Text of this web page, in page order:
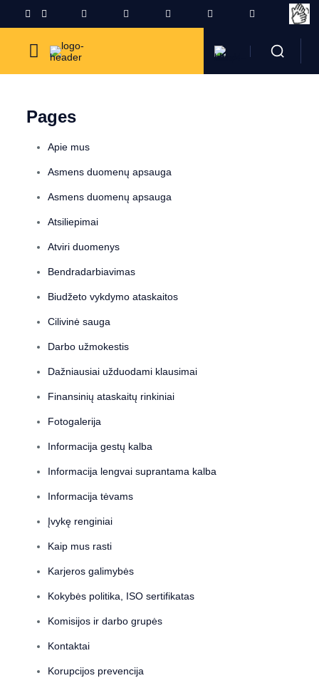
Pages
Apie mus
Asmens duomenų apsauga
Asmens duomenų apsauga
Atsiliepimai
Atviri duomenys
Bendradarbiavimas
Biudžeto vykdymo ataskaitos
Cilivinė sauga
Darbo užmokestis
Dažniausiai užduodami klausimai
Finansinių ataskaitų rinkiniai
Fotogalerija
Informacija gestų kalba
Informacija lengvai suprantama kalba
Informacija tėvams
Įvykę renginiai
Kaip mus rasti
Karjeros galimybės
Kokybės politika, ISO sertifikatas
Komisijos ir darbo grupės
Kontaktai
Korupcijos prevencija